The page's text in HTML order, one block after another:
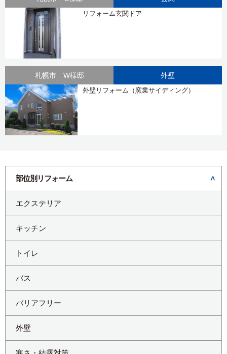
リフォーム玄関ドア
札幌市 W様邸 外壁
外壁リフォーム（窯業サイディング）
部位別リフォーム
エクステリア
キッチン
トイレ
バス
バリアフリー
外壁